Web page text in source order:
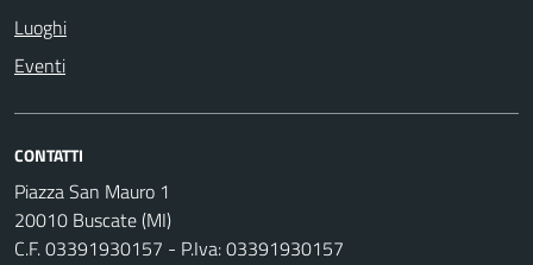
Luoghi
Eventi
CONTATTI
Piazza San Mauro 1
20010 Buscate (MI)
C.F. 03391930157 - P.Iva: 03391930157